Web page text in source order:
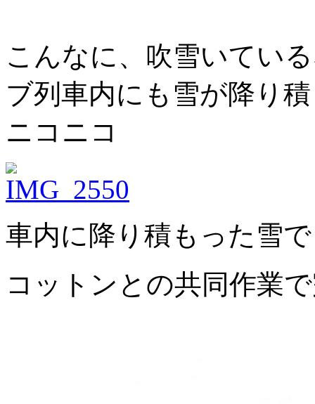
こんなに、吹雪いてい
ブ列車内にも雪が降り
ニコニコ
車内に降り積もった雪で
コットンとの共同作業